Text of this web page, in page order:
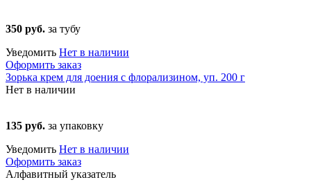
350 руб. за тубу
Уведомить Нет в наличии
Оформить заказ
Зорька крем для доения с флорализином, уп. 200 г
Нет в наличии
135 руб. за упаковку
Уведомить Нет в наличии
Оформить заказ
Алфавитный указатель